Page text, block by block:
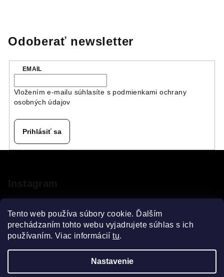
Tento web používa súbory cookie. Ďalším
prechádzaním tohto webu vyjadrujete súhlas s ich
používaním. Viac informáciítu.
Nastavenie
Odoberať newsletter
EMAIL
Vložením e-mailu súhlasíte s podmienkami ochrany
osobných údajov
Prihlásiť sa
ä
Sledovať na Instagrame